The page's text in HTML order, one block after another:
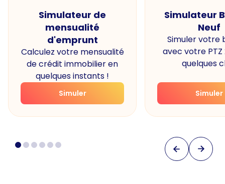
Simulateur de
mensualité
d'emprunt
Calculez votre mensualité
de crédit immobilier en
quelques instants !
Simuler
Simulateur
Neuf
Simuler votre
avec votre PTZ
quelques
Simuler